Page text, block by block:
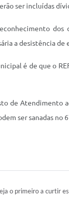
ser incluídas
a desistência
é de que o
de Atendimento
ser sanadas no
o primeiro a curtir